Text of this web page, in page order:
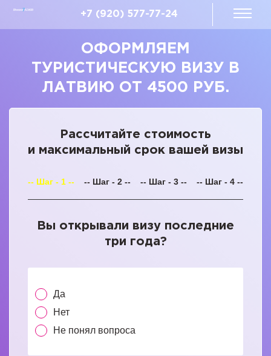
+7 (920) 577-77-24
ОФОРМЛЯЕМ
ТУРИСТИЧЕСКУЮ ВИЗУ В
ЛАТВИЮ ОТ 4500 РУБ.
Рассчитайте стоимость
и максимальный срок вашей визы
-- Шаг - 1 -- -- Шаг - 2 -- -- Шаг - 3 -- -- Шаг - 4 --
Вы открывали визу последние
три года?
Да
Нет
Не понял вопроса